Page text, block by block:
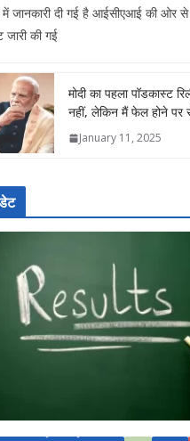
जानकारी दी गई है आईसीएआई की ओर से
जारी की गई
मोदी का पहला पॉडकास्ट
नहीं, लेकिन मैं फेल होने पर
January 11, 2025